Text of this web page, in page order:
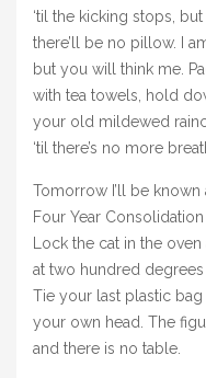
‘til the kicking stops,
there’ll be no pillow. I
but you will think me.
with tea towels, hold
your old mildewed
‘til there’s no more
Tomorrow I’ll be known
Four Year Consolidation
Lock the cat in the
at two hundred degrees
Tie your last plastic
your own head. The
and there is no table.